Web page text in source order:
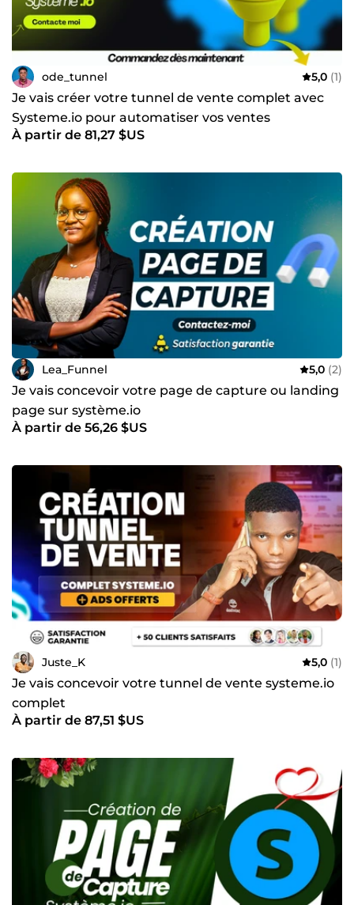
ode_tunnel 5,0 (1)
Je vais créer votre tunnel de vente complet avec
Systeme.io pour automatiser vos ventes
À partir de 81,27 $US
Lea_Funnel 5,0 (2)
Je vais concevoir votre page de capture ou landing
page sur système.io
À partir de 56,26 $US
Juste_K 5,0 (1)
Je vais concevoir votre tunnel de vente systeme.io
complet
À partir de 87,51 $US